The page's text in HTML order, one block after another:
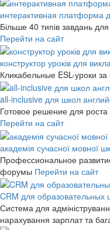
интерактивная платформа
Більше 40 типів завдань для
Перейти на сайт
конструктор уроків для
Кликабельные ESL-уроки
all-inclusive для школ
Готовое решение для
Перейти на сайт
академія сучасної мовної
Профессиональное
форумы Перейти на сайт
CRM для образовательных
Система для
нарахування зарплат та